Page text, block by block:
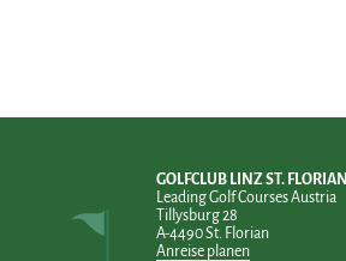
GOLFCLUB LINZ ST. FLORIAN
Leading Golf Courses Austria
Tillysburg 28
A-4490 St. Florian
Anreise planen